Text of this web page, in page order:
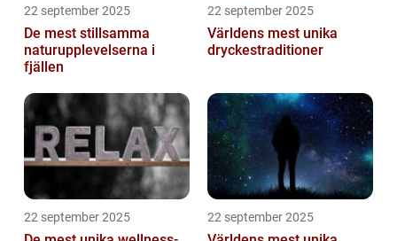
22 september 2025
De mest stillsamma
naturupplevelserna i
fjällen
22 september 2025
Världens mest unika
dryckestraditioner
22 september 2025 22 september 2025